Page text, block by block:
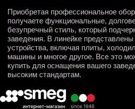
Приобретая профессиональное
получаете функциональные,
безупречный стиль, который
заведения. В линейке
устройства, включая плиты,
машины и многое другое. Все это
купить для оснащения вашего
высоким стандартам.